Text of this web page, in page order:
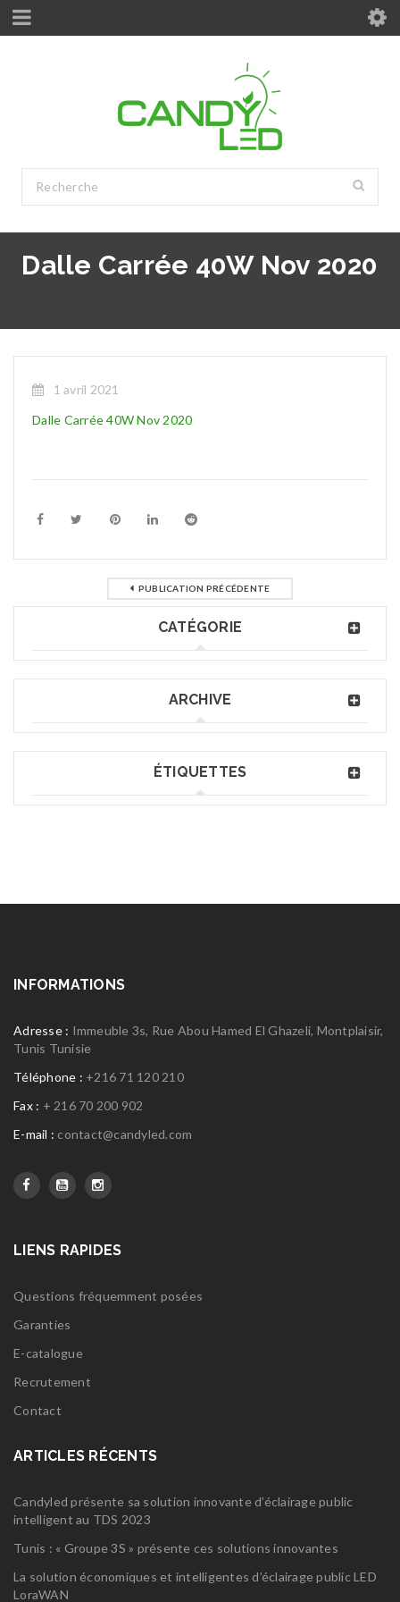
Dalle Carrée 40W Nov 2020
1 avril 2021
Dalle Carrée 40W Nov 2020
PUBLICATION PRÉCÉDENTE
CATÉGORIE
ARCHIVE
ÉTIQUETTES
INFORMATIONS
Adresse : Immeuble 3s, Rue Abou Hamed El Ghazeli, Montplaisir,
Tunis Tunisie
Téléphone : +216 71 120 210
Fax : + 216 70 200 902
E-mail : contact@candyled.com
LIENS RAPIDES
Questions fréquemment posées
Garanties
E-catalogue
Recrutement
Contact
ARTICLES RÉCENTS
Candyled présente sa solution innovante d’éclairage public
intelligent au TDS 2023
Tunis : « Groupe 3S » présente ces solutions innovantes
La solution économiques et intelligentes d’éclairage public LED
LoraWAN